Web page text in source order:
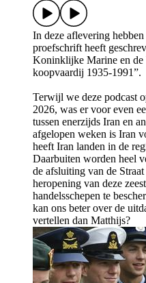
In deze aflevering
proefschrift heeft
Koninklijke Marine en de
koopvaardij 1935-1991”.
Terwijl we deze podcast
2026, was er voor even
tussen enerzijds Iran en
afgelopen weken is Iran
heeft Iran landen in de
Daarbuiten worden heel
de afsluiting van de
heropening van deze
handelsschepen te
kan ons beter over de
vertellen dan Matthijs?